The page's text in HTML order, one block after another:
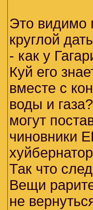
Это видимо
круглой
- как у
Куй его
вместе с
воды и
могут
чиновники
Так что
Вещи
не